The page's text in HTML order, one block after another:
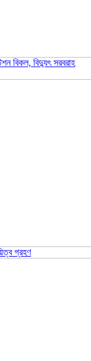
বিকল, বিদ্যুৎ সরবরাহ
গ্রহণ